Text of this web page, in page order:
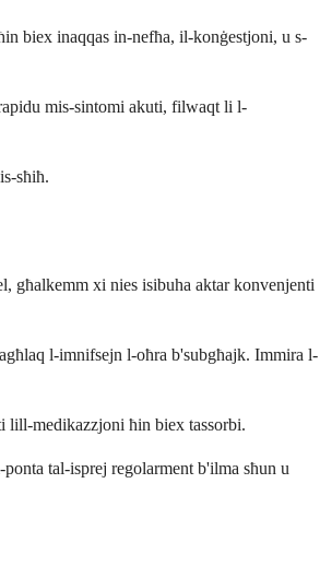
biex inaqqas in-nefħa, il-konġestjoni, u s-
mis-sintomi akuti, filwaqt li l-
sħiħ.
għalkemm xi nies isibuha aktar konvenjenti
l-imnifsejn l-oħra b'subgħajk. Immira l-
lill-medikazzjoni ħin biex tassorbi.
tal-isprej regolarment b'ilma sħun u